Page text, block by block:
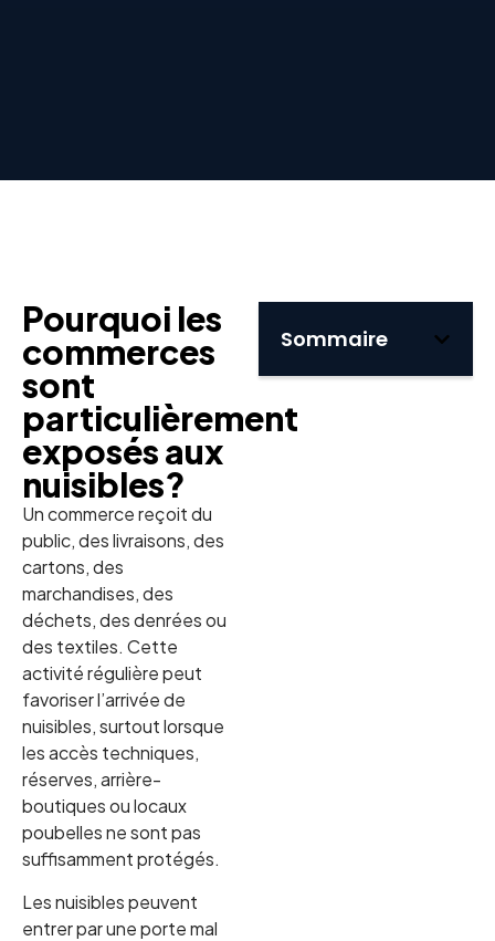
Pourquoi les
commerces
sont
particulièrement
exposés aux
nuisibles?
Un commerce reçoit du
public, des livraisons, des
cartons, des
marchandises, des
déchets, des denrées ou
des textiles. Cette
activité régulière peut
favoriser l’arrivée de
nuisibles, surtout lorsque
les accès techniques,
réserves, arrière-
boutiques ou locaux
poubelles ne sont pas
suffisamment protégés.
Les nuisibles peuvent
entrer par une porte mal
Sommaire